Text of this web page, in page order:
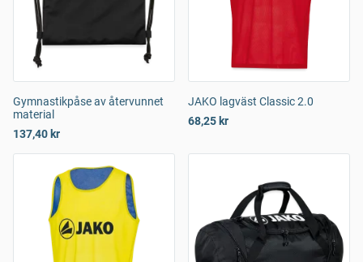
Gymnastikpåse av återvunnet
material
137,40 kr
JAKO lagväst Classic 2.0
68,25 kr